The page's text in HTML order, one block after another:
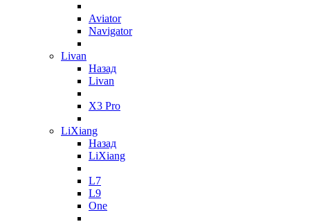
Aviator
Navigator
Livan
Назад
Livan
X3 Pro
LiXiang
Назад
LiXiang
L7
L9
One